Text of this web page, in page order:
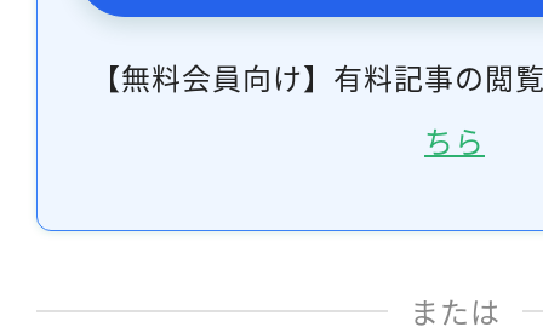
【無料会員向け】有料記事の閲
ちら
または